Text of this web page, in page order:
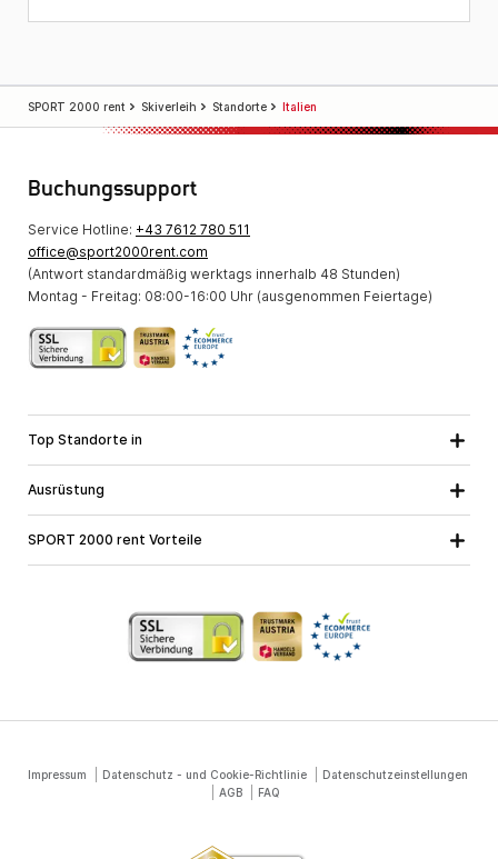
SPORT 2000 rent Skiverleih Standorte Italien
Buchungssupport
Service Hotline: +43 7612 780 511
office@sport2000rent.com
(Antwort standardmäßig werktags innerhalb 48 Stunden)
Montag - Freitag: 08:00-16:00 Uhr (ausgenommen Feiertage)
Top Standorte in
Steiermark
Vorarlberg
Ausrüstung
Langlaufausrüstung
SPORT 2000 rent Vorteile
Jobs bei SPORT 2000
Impressum Datenschutz - und Cookie-Richtlinie
Datenschutzeinstellungen
AGB
FAQ